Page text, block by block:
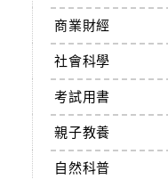
商業財經
社會科學
考試用書
親子教養
自然科普